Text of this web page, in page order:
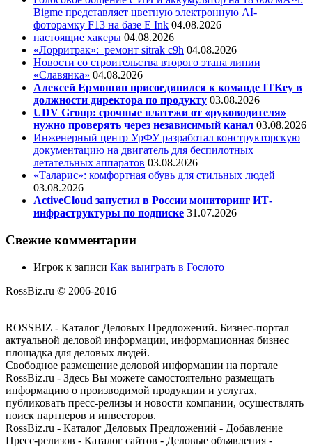
Bigme представляет цветную электронную AI-
фоторамку F13 на базе E Ink 04.08.2026
настоящие хакеры 04.08.2026
«Лорритрак»: ремонт sitrak c9h 04.08.2026
Новости со строительства второго этапа линии
«Славянка» 04.08.2026
Алексей Ермошин присоединился к команде ITKey в
должности директора по продукту 03.08.2026
UDV Group: срочные платежи от «руководителя»
нужно проверять через независимый канал 03.08.2026
Инженерный центр УрФУ разработал конструкторскую
документацию на двигатель для беспилотных
летательных аппаратов 03.08.2026
«Таларис»: комфортная обувь для стильных людей
03.08.2026
ActiveCloud запустил в России мониторинг ИТ-
инфраструктуры по подписке 31.07.2026
Свежие комментарии
Игрок к записи Как выиграть в Гослото
RossBiz.ru © 2006-2016
ROSSBIZ - Каталог Деловых Предложений. Бизнес-портал
актуальной деловой информации, информационная бизнес
площадка для деловых людей.
Свободное размещение деловой информации на портале
RossBiz.ru - Здесь Вы можете самостоятельно размещать
информацию о производимой продукции и услугах,
публиковать пресс-релизы и новости компании, осуществлять
поиск партнеров и инвесторов.
RossBiz.ru - Каталог Деловых Предложений - Добавление
Пресс-релизов - Каталог сайтов - Деловые объявления -